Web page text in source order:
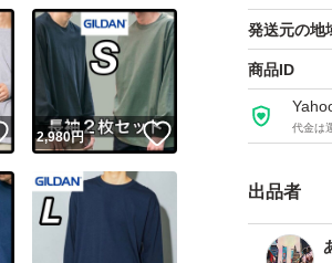
★カラー
黒 ブラック
紺 ネイビ
(グレー
発送元の地
商品ID
代金は
出品者
いいね！
2,980円 いいね！